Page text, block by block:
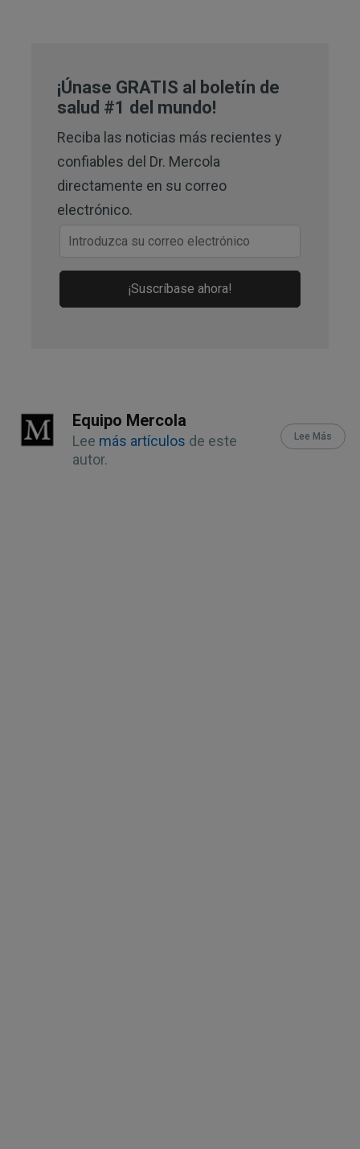
¡Únase GRATIS al boletín de
salud #1 del mundo!
Reciba las noticias más recientes y
confiables del Dr. Mercola
directamente en su correo
electrónico.
¡Suscríbase ahora!
Equipo Mercola
Lee más artículos de este
autor.
Lee Más